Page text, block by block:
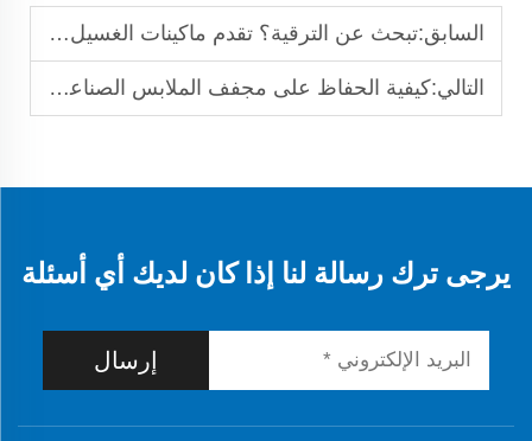
السابق:تبحث عن الترقية؟ تقدم ماكينات الغسيل الصناعية أداءً متميزًا
التالي:كيفية الحفاظ على مجفف الملابس الصناعي وتمديد عمره الافتراضي؟
يرجى ترك رسالة لنا إذا كان لديك أي أسئلة
إرسال